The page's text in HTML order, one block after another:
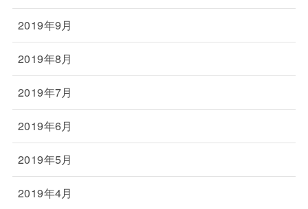
2019年9月
2019年8月
2019年7月
2019年6月
2019年5月
2019年4月